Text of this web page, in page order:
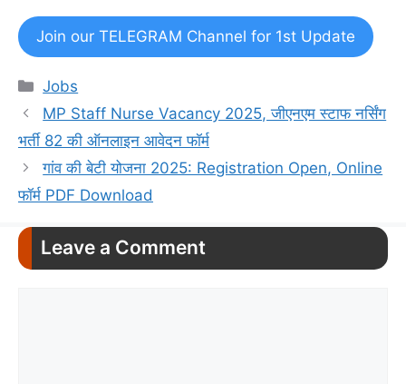
Join our TELEGRAM Channel for 1st Update
Categories
Jobs
MP Staff Nurse Vacancy 2025, जीएनएम स्टाफ नर्सिंग
भर्ती 82 की ऑनलाइन आवेदन फॉर्म
गांव की बेटी योजना 2025: Registration Open, Online
फॉर्म PDF Download
Leave a Comment